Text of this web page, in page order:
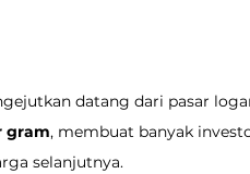
datang dari pasar
gram, membuat banyak
selanjutnya.